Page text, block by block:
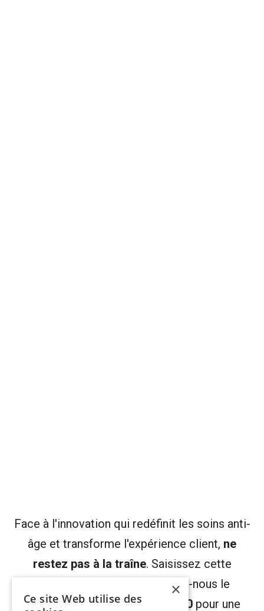
Face à l'innovation qui redéfinit les soins anti-
âge et transforme l'expérience client, ne
restez pas à la traîne. Saisissez cette
opportunité unique : rejoignez-nous le
mercredi 15 novembre à 15H00pour une
×
Ce site Web utilise des